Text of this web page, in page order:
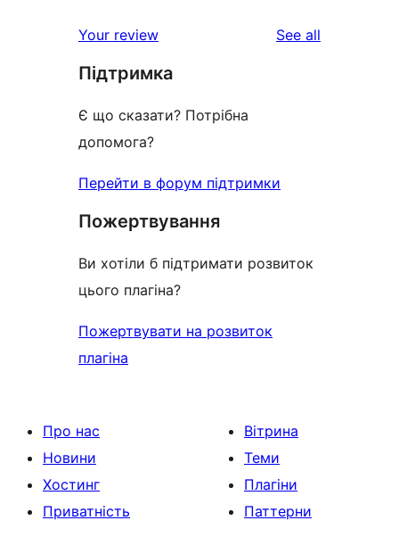
reviews
star
reviews
Your review See all
Підтримка
Є що сказати? Потрібна
допомога?
Перейти в форум підтримки
Пожертвування
Ви хотіли б підтримати розвиток
цього плагіна?
Пожертвувати на розвиток
плагіна
Про нас
Новини
Хостинг
Приватність
Вітрина
Теми
Плагіни
Паттерни